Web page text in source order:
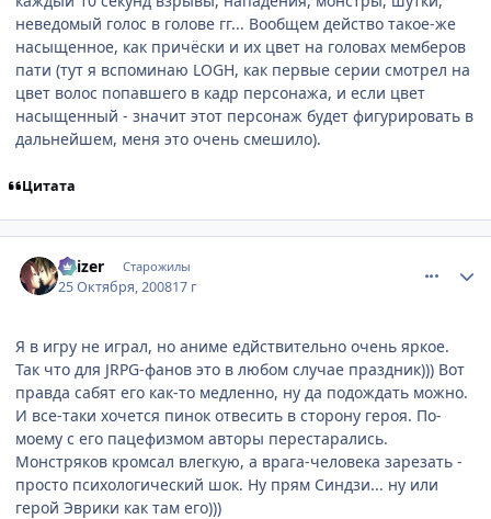
неведомый голос в голове гг... Вообщем действо такое-же
насыщенное, как причёски и их цвет на головах мемберов
пати (тут я вспоминаю LOGH, как первые серии смотрел на
цвет волос попавшего в кадр персонажа, и если цвет
насыщенный - значит этот персонаж будет фигурировать в
дальнейшем, меня это очень смешило).
Цитата
Kaizer Старожилы
25 Октября, 200817 г
Я в игру не играл, но аниме едйствительно очень яркое.
Так что для JRPG-фанов это в любом случае праздник))) Вот
правда сабят его как-то медленно, ну да подождать можно.
И все-таки хочется пинок отвесить в сторону героя. По-
моему с его пацефизмом авторы перестарались.
Монстряков кромсал влегкую, а врага-человека зарезать -
просто психологический шок. Ну прям Синдзи... ну или
герой Эврики как там его)))